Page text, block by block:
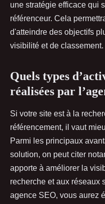
une stratégie efficace qui
référenceur. Cela
d'atteindre des objectifs
visibilité et de classement.
Quels types
réalisées par
Si votre site est à la
référencement, il vaut
Parmi les principaux
solution, on peut citer
apporte à améliorer la
recherche et aux réseaux
agence SEO, vous aurez